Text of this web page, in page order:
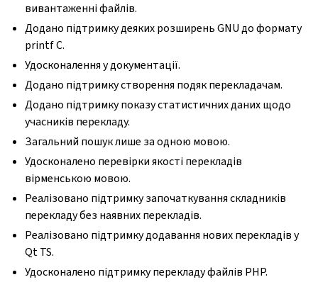
вивантаженні файлів.
Додано підтримку деяких розширень GNU до формату
printf C.
Удосконалення у документації.
Додано підтримку створення подяк перекладачам.
Додано підтримку показу статистичних даних щодо
учасників перекладу.
Загальний пошук лише за одною мовою.
Удосконалено перевірки якості перекладів
вірменською мовою.
Реалізовано підтримку започаткування складників
перекладу без наявних перекладів.
Реалізовано підтримку додавання нових перекладів у
Qt TS.
Удосконалено підтримку перекладу файлів PHP.